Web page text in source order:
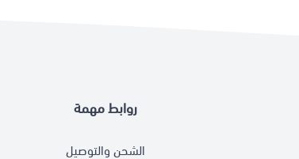
روابط مهمة
الشحن والتوصيل